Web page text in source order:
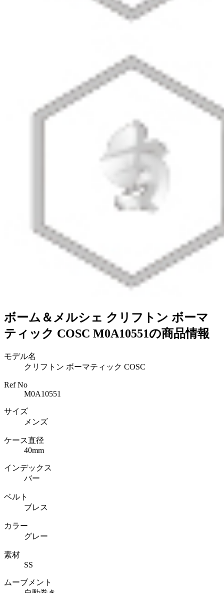
ボーム＆メルシェ クリフトン ボーマ
ティック COSC M0A10551の商品情報
モデル名
クリフトン ボーマティック COSC
Ref No
M0A10551
サイズ
メンズ
ケース直径
40mm
インデックス
バー
ベルト
ブレス
カラー
グレー
素材
SS
ムーブメント